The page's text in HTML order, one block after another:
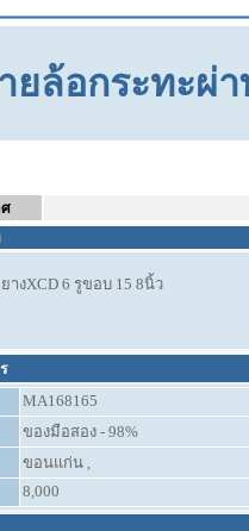
ยล้อกระทะผ่
างXCD 6 รูขอบ 15 8นิ้ว
MA168165
ของมือสอง - 98%
ขอนแก่น ,
8,000